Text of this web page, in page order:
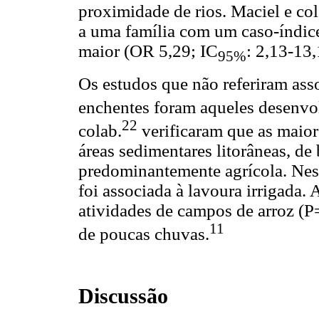
proximidade de rios. Maciel e
a uma família com um caso-
maior (OR 5,29; IC95%: 2,13-
Os estudos que não referiram
enchentes foram aqueles
colab.22 verificaram que as
áreas sedimentares litorâneas,
predominantemente agrícola.
foi associada à lavoura irrigada.
atividades de campos de arroz
de poucas chuvas.11
Discussão